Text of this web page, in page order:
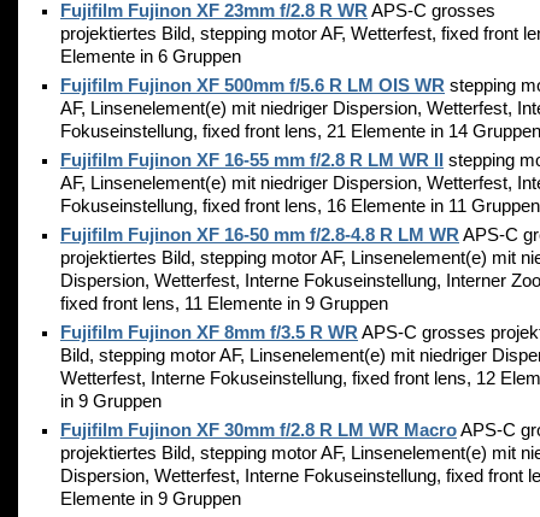
Fujifilm Fujinon XF 23mm f/2.8 R WRAPS-C grosses
projektiertes Bild, stepping motor AF, Wetterfest, fixed front
Elemente in 6 Gruppen
Fujifilm Fujinon XF 500mm f/5.6 R LM OIS WR stepping
AF, Linsenelement(e) mit niedriger Dispersion, Wetterfest,
Fokuseinstellung, fixed front lens, 21 Elemente in 14 Gruppen
Fujifilm Fujinon XF 16-55 mm f/2.8 R LM WR II
stepping
AF, Linsenelement(e) mit niedriger Dispersion, Wetterfest,
Fokuseinstellung, fixed front lens, 16 Elemente in 11 Gruppen
Fujifilm Fujinon XF 16-50 mm f/2.8-4.8 R LM WRAPS-C
projektiertes Bild, stepping motor AF, Linsenelement(e) mit
Dispersion, Wetterfest, Interne Fokuseinstellung, Interner
fixed front lens, 11 Elemente in 9 Gruppen
Fujifilm Fujinon XF 8mm f/3.5 R WRAPS-C grosses
Bild, stepping motor AF, Linsenelement(e) mit niedriger
Wetterfest, Interne Fokuseinstellung, fixed front lens, 12
in 9 Gruppen
Fujifilm Fujinon XF 30mm f/2.8 R LM WR MacroAPS-C
projektiertes Bild, stepping motor AF, Linsenelement(e) mit
Dispersion, Wetterfest, Interne Fokuseinstellung, fixed front
Elemente in 9 Gruppen